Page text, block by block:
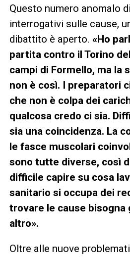
Questo numero anomalo
interrogativi sulle cause,
dibattito è aperto. «Ho
partita contro il Torino
campi di Formello, ma la
non è così. I preparatori
che non è colpa dei
qualcosa credo ci sia.
sia una coincidenza. La
le fasce muscolari
sono tutte diverse, così
difficile capire su cosa
sanitario si occupa dei
trovare le cause bisogna
altro».
Oltre alle nuove